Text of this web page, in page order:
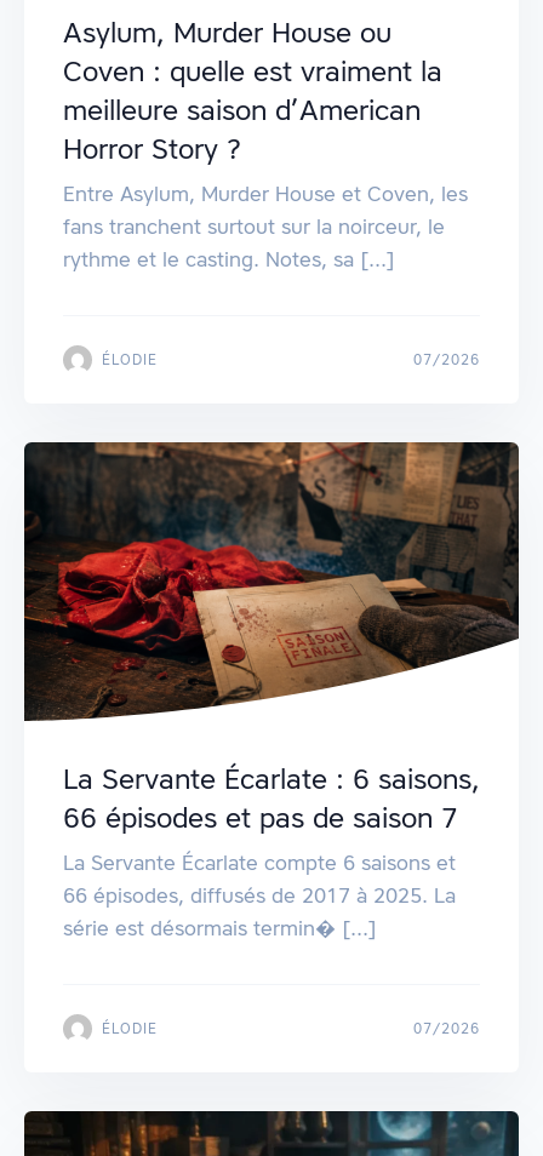
Asylum, Murder House ou
Coven : quelle est vraiment la
meilleure saison d’American
Horror Story ?
Entre Asylum, Murder House et Coven, les
fans tranchent surtout sur la noirceur, le
rythme et le casting. Notes, sa [...]
ÉLODIE 07/2026
La Servante Écarlate : 6 saisons,
66 épisodes et pas de saison 7
La Servante Écarlate compte 6 saisons et
66 épisodes, diffusés de 2017 à 2025. La
série est désormais termin� [...]
ÉLODIE 07/2026